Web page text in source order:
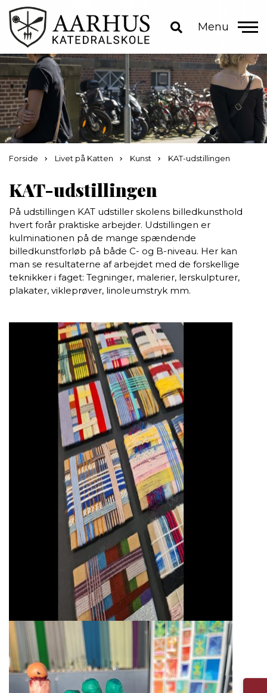
Menu
Forside Livet på Katten Kunst KAT-udstillingen
KAT-udstillingen
På udstillingen KAT udstiller skolens billedkunsthold
hvert forår praktiske arbejder. Udstillingen er
kulminationen på de mange spændende
billedkunstforløb på både C- og B-niveau. Her kan
man se resultaterne af arbejdet med de forskellige
teknikker i faget: Tegninger, malerier, lerskulpturer,
plakater, vikleprøver, linoleumstryk mm.